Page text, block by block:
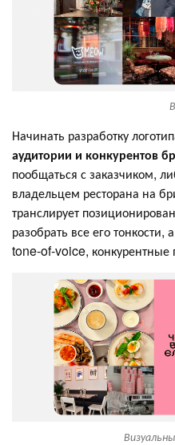
Начинать разработку
аудитории и конкурентов
пообщаться с заказчиком,
владельцем ресторана на
транслирует
разобрать все его
tone-of-voice, конкурентные